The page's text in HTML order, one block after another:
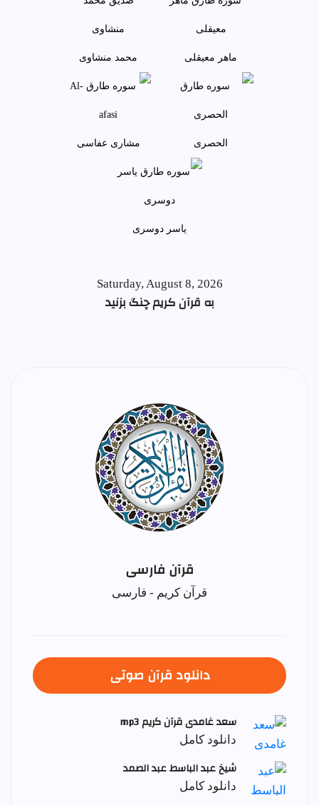
ماهر معيقلی محمد منشاوی
الحصری مشاری عفاسی
ياسر دوسری
Saturday, August 8, 2026
به قرآن کریم چنگ بزنید
قرآن فارسی
قرآن کریم - فارسی
دانلود قرآن صوتی
سعد غامدی قرآن کریم mp3
دانلود کامل
شيخ عبد الباسط عبد الصمد
دانلود کامل